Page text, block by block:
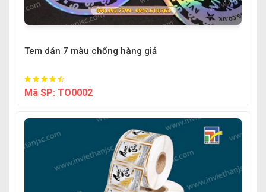
Tem dán 7 màu chống hàng giả
Mã SP: TO0002